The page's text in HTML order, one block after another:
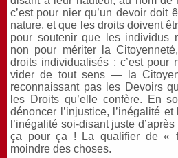
c’est pour nier qu’un devoir doit
nature, et que les droits doivent
pour soutenir que les individus
non pour mériter la
droits individualisés ; c’est
vider de tout sens — la
reconnaissant pas les Devoirs
les Droits qu’elle confère. En
dénoncer l’injustice, l’inégalité
l’inégalité soi-disant juste
ça pour ça ! La qualifier de «
moindre des choses.